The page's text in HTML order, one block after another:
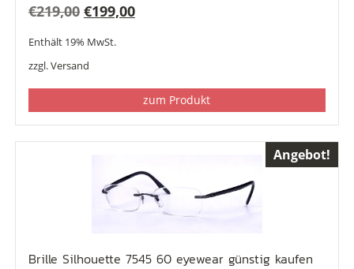
€219,00 Ursprünglicher
Preis
war:
€199,00Aktueller
Enthält 19% MwSt.
zzgl.Versand
zum Produkt
Angebot!
Brille Silhouette 7545 60 eyewear günstig kaufen